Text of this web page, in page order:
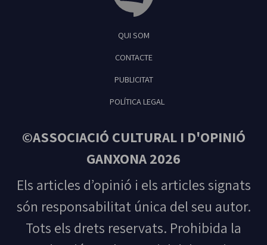
Feliu de Guíxols
QUI SOM
CONTACTE
PUBLICITAT
POLÍTICA LEGAL
©ASSOCIACIÓ CULTURAL I D'OPINIÓ
GANXONA 2026
Els articles d’opinió i els articles signats
són responsabilitat única del seu autor.
Tots els drets reservats. Prohibida la